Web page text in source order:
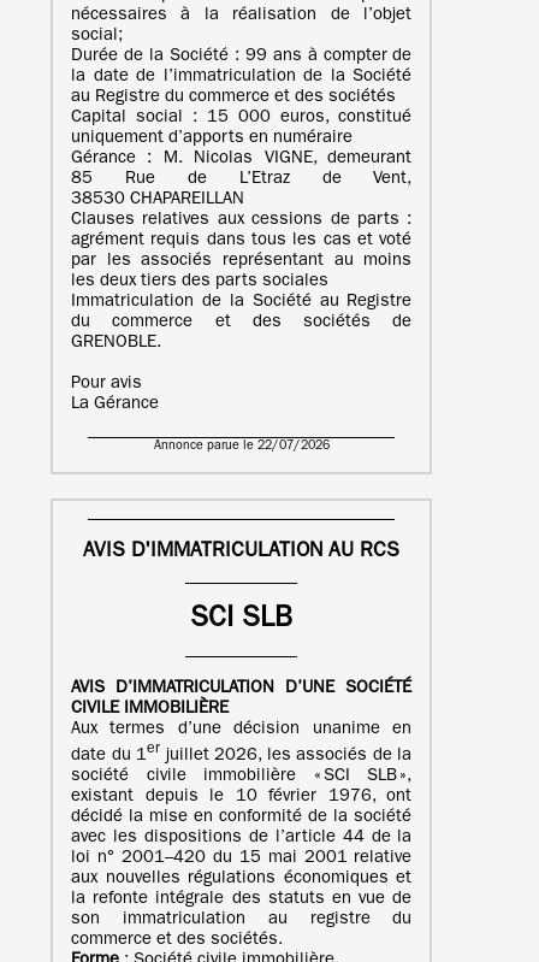
nécessaires à la réalisation de l’objet
social;
Durée de la Société : 99 ans à compter de
la date de l’immatriculation de la Société
au Registre du commerce et des sociétés
Capital social : 15 000 euros, constitué
uniquement d’apports en numéraire
Gérance : M. Nicolas VIGNE, demeurant
85 Rue de L’Etraz de Vent,
38530 CHAPAREILLAN
Clauses relatives aux cessions de parts :
agrément requis dans tous les cas et voté
par les associés représentant au moins
les deux tiers des parts sociales
Immatriculation de la Société au Registre
du commerce et des sociétés de
GRENOBLE.
Pour avis
La Gérance
Annonce parue le 22/07/2026
AVIS D'IMMATRICULATION AU RCS
SCI SLB
AVIS D’IMMATRICULATION D’UNE
SOCIÉTÉ
CIVILE IMMOBILIÈRE
Aux termes d’une décision unanime en
date du 1er juillet 2026, les associés de la
société civile immobilière « SCI SLB »,
existant depuis le 10 février 1976, ont
décidé la mise en conformité de la société
avec les dispositions de l’article 44 de la
loi n° 2001–420 du 15 mai 2001 relative
aux nouvelles régulations économiques et
la refonte intégrale des statuts en vue de
son immatriculation au registre du
commerce et des sociétés.